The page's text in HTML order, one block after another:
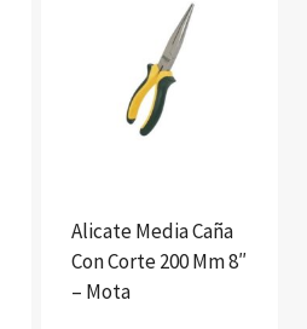
Alicate Media Caña
Con Corte 200 Mm 8″
– Mota